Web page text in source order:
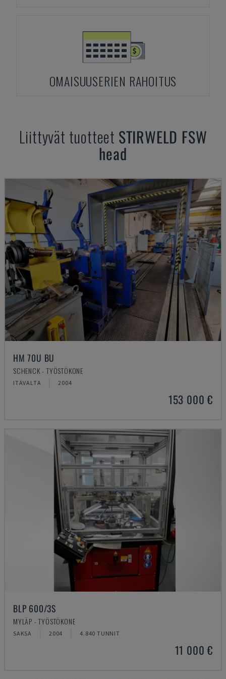
OMAISUUSERIEN RAHOITUS
Liittyvät tuotteet STIRWELD FSW
head
HM 70U BU
SCHENCK - TYÖSTÖKONE
ITÄVALTA 2004
153 000 €
BLP 600/3S
MYLÄP - TYÖSTÖKONE
SAKSA 2004 4.840 TUNNIT
11 000 €